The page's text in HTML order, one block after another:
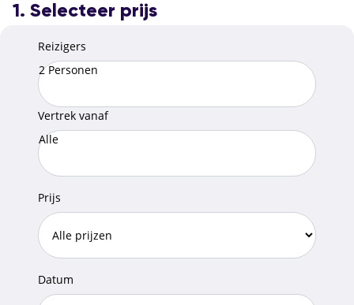
1. Selecteer prijs
Reizigers
2 Personen
Vertrek vanaf
Alle
Prijs
Datum